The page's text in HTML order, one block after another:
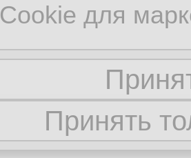
Cookie для